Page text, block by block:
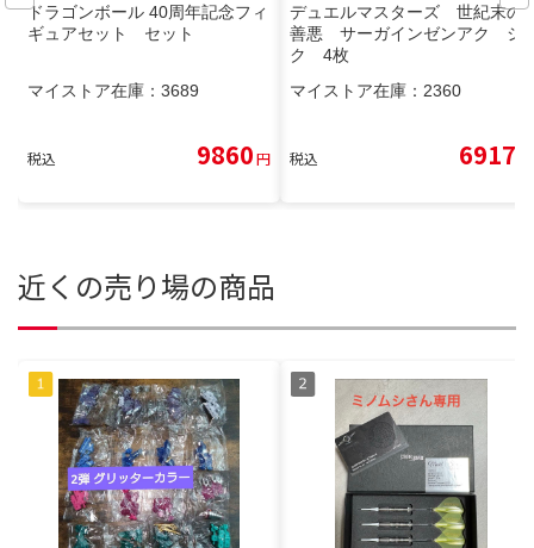
ドラゴンボール 40周年記念フィ
ギュアセット セット
マイストア在庫： 3689
税込 9860円
デュエルマスターズ 世紀末の
善悪 サーガインゼンアク シ
ク 4枚
マイストア在庫： 2360
税込 6917
近くの売り場の商品